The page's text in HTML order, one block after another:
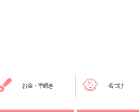
お金・手続き 名づけ